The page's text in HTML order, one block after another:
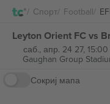
Спорт Football
саб., апр. 24 27, 15:00
Gaughan Group
Сокриј мапа